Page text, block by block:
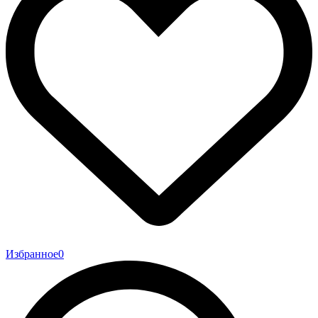
Избранное0